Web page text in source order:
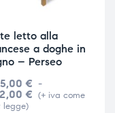
letto alla
a doghe in
– Perseo
€ -
€ (+ iva come
legge)